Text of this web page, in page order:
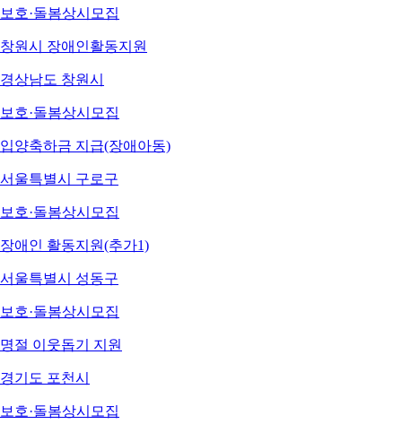
보호·돌봄상시모집
창원시 장애인활동지원
경상남도 창원시
보호·돌봄상시모집
입양축하금 지급(장애아동)
서울특별시 구로구
보호·돌봄상시모집
장애인 활동지원(추가1)
서울특별시 성동구
보호·돌봄상시모집
명절 이웃돕기 지원
경기도 포천시
보호·돌봄상시모집